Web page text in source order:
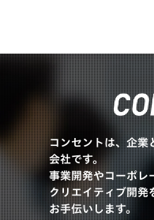
コンセントは、企業
会社です。
事業開発やコーポレ
クリエイティブ開発
お手伝いします。